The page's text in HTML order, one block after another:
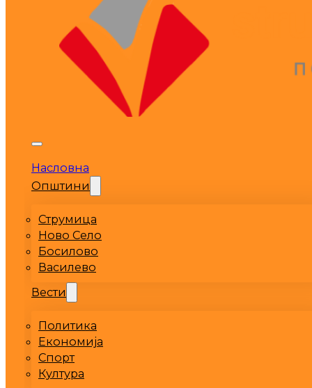
Насловна
Општини
Струмица
Ново Село
Босилово
Василево
Вести
Политика
Економија
Спорт
Култура